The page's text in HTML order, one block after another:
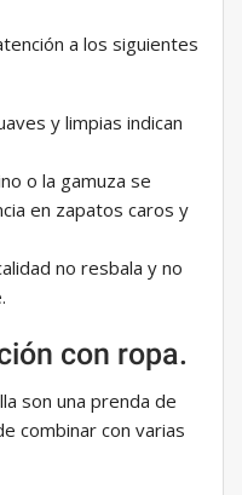
a los siguientes
y limpias indican
o la gamuza se
en zapatos caros y
no resbala y no
con ropa.
son una prenda de
combinar con varias